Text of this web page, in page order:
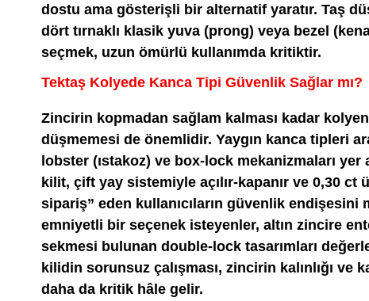
dostu ama gösterişli bir alternatif yaratır. Taş
dört tırnaklı klasik yuva (prong) veya bezel
seçmek, uzun ömürlü kullanımda kritiktir.
Tektaş Kolyede Kanca Tipi Güvenlik Sağlar mı?
Zincirin kopmadan sağlam kalması kadar
düşmemesi de önemlidir. Yaygın kanca tipleri
lobster (ıstakoz) ve box-lock mekanizmaları yer
kilit, çift yay sistemiyle açılır-kapanır ve 0,30 ct
sipariş” eden kullanıcıların güvenlik endişesini
emniyetli bir seçenek isteyenler, altın zincire
sekmesi bulunan double-lock tasarımları
kilidin sorunsuz çalışması, zincirin kalınlığı ve
daha da kritik hâle gelir.